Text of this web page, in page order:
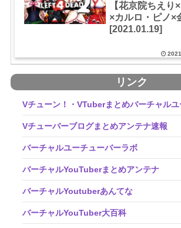
【花京院ちえり
×カルロ・ピノ×
[2021.01.19]
リンク
Vチューン！・VTuberまとめバーチャル
Vチューバーブログまとめアンテナ速報
バーチャルユーチューバーラボ
バーチャルYouTuberまとめアンテナ
バーチャルYoutuberあんてな
バーチャルYouTuber大百科